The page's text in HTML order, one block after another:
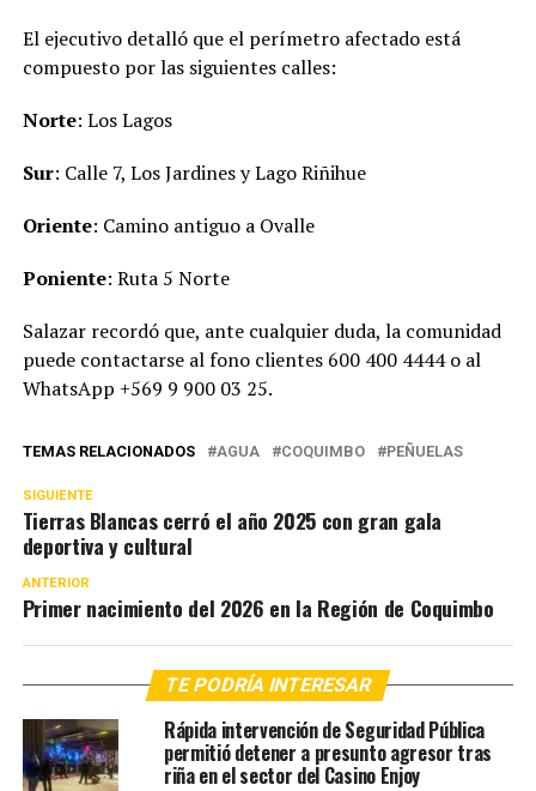
El ejecutivo detalló que el perímetro afectado está
compuesto por las siguientes calles:
Norte: Los Lagos
Sur: Calle 7, Los Jardines y Lago Riñihue
Oriente: Camino antiguo a Ovalle
Poniente: Ruta 5 Norte
Salazar recordó que, ante cualquier duda, la comunidad
puede contactarse al fono clientes 600 400 4444 o al
WhatsApp +569 9 900 03 25.
TEMAS RELACIONADOS AGUA COQUIMBO PEÑUELAS
SIGUIENTE
Tierras Blancas cerró el año 2025 con gran gala
deportiva y cultural
ANTERIOR
Primer nacimiento del 2026 en la Región de Coquimbo
TE PODRÍA INTERESAR
Rápida intervención de Seguridad Pública
permitió detener a presunto agresor tras
riña en el sector del Casino Enjoy